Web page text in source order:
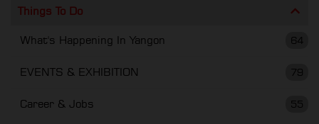
Things To Do
64
What's Happening In Yangon
79
EVENTS & EXHIBITION
55
Career & Jobs